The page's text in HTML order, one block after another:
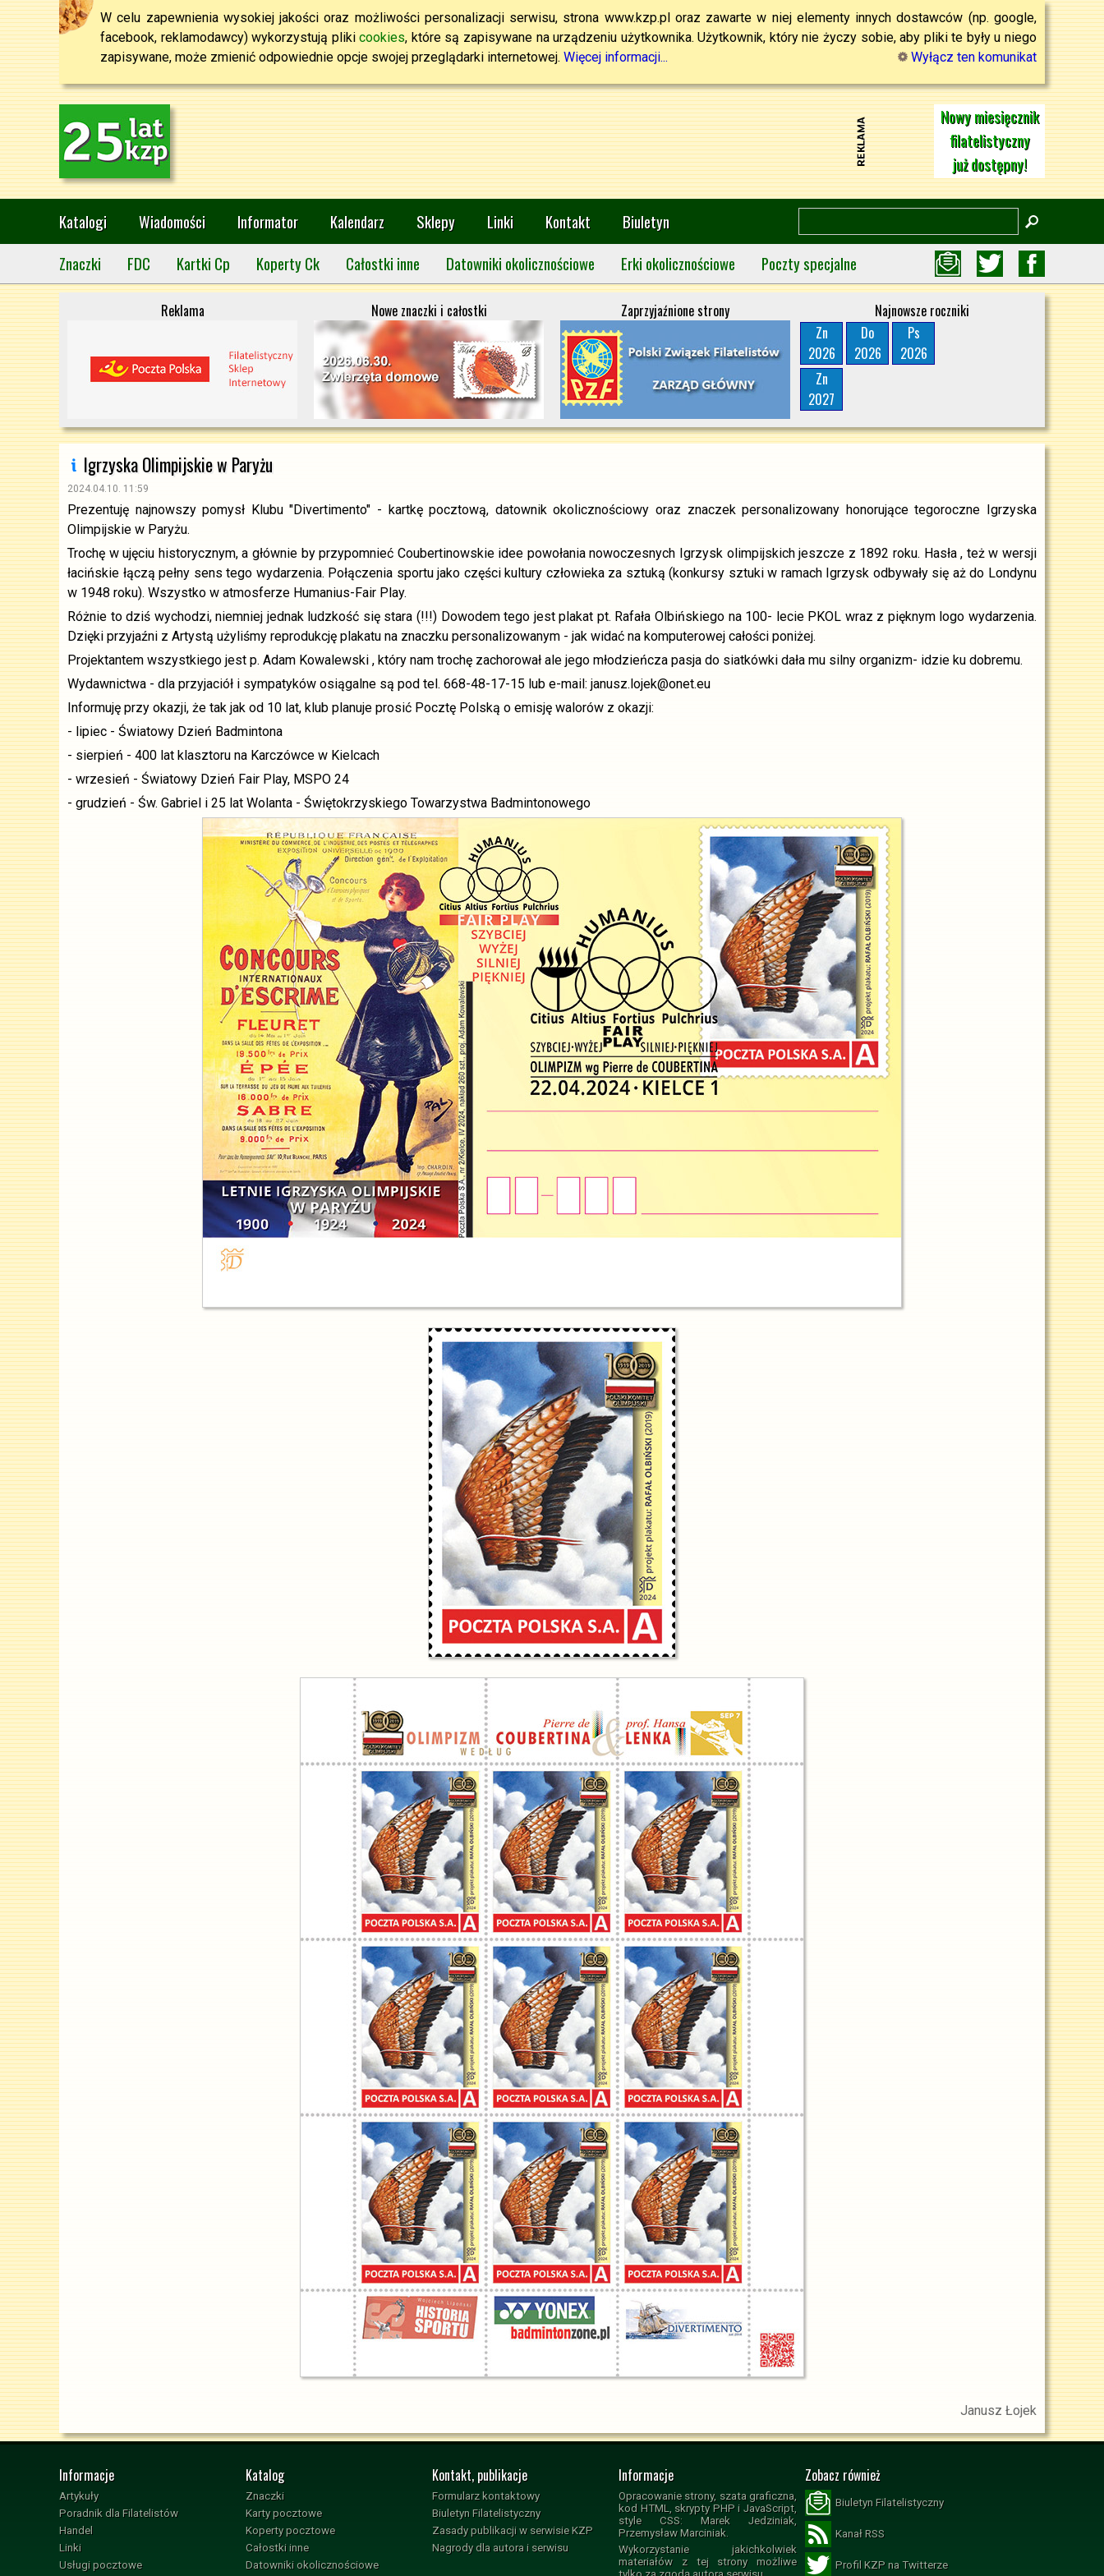
W celu zapewnienia wysokiej jakości oraz możliwości personalizacji serwisu, strona www.kzp.pl oraz zawarte w niej elementy innych dostawców (np. google,
facebook, reklamodawcy) wykorzystują plikicookies, które są zapisywane na urządzeniu użytkownika. Użytkownik, który nie życzy sobie, aby pliki te były u niego
zapisywane, może zmienić odpowiednie opcje swojej przeglądarki internetowej. Więcej informacji... Wyłącz ten komunikat
Nowy miesięcznik
filatelistyczny
już dostępny!
Katalogi Wiadomości Informator Kalendarz Sklepy Linki Kontakt
Biuletyn
Znaczki
FDC Kartki Cp Koperty Ck Całostki inne Datowniki okolicznościowe Erki okolicznościowe Poczty specjalne
Reklama Nowe znaczki i całostki Zaprzyjaźnione strony
Najnowsze roczniki
Zn
2026
Do
2026
Ps
2026
Zn
2027
Igrzyska Olimpijskie w Paryżu
2024.04.10. 11:59
Prezentuję najnowszy pomysł Klubu "Divertimento" - kartkę pocztową, datownik okolicznościowy oraz znaczek personalizowany honorujące tegoroczne Igrzyska
Olimpijskie w Paryżu.
Trochę w ujęciu historycznym, a głównie by przypomnieć Coubertinowskie idee powołania nowoczesnych Igrzysk olimpijskich jeszcze z 1892 roku. Hasła , też w wersji
łacińskie łączą pełny sens tego wydarzenia. Połączenia sportu jako części kultury człowieka za sztuką (konkursy sztuki w ramach Igrzysk odbywały się aż do Londynu
w 1948 roku). Wszystko w atmosferze Humanius-Fair Play.
Różnie to dziś wychodzi, niemniej jednak ludzkość się stara (!!!) Dowodem tego jest plakat pt. Rafała Olbińskiego na 100- lecie PKOL wraz z pięknym logo wydarzenia.
Dzięki przyjaźni z Artystą użyliśmy reprodukcję plakatu na znaczku personalizowanym - jak widać na komputerowej całości poniżej.
Projektantem wszystkiego jest p. Adam Kowalewski , który nam trochę zachorował ale jego młodzieńcza pasja do siatkówki dała mu silny organizm- idzie ku dobremu.
Wydawnictwa - dla przyjaciół i sympatyków osiągalne są pod tel. 668-48-17-15 lub e-mail: janusz.lojek@onet.eu
Informuję przy okazji, że tak jak od 10 lat, klub planuje prosić Pocztę Polską o emisję walorów z okazji:
- lipiec - Światowy Dzień Badmintona
- sierpień - 400 lat klasztoru na Karczówce w Kielcach
- wrzesień - Światowy Dzień Fair Play, MSPO 24
- grudzień - Św. Gabriel i 25 lat Wolanta - Świętokrzyskiego Towarzystwa Badmintonowego
Janusz Łojek
Informacje
Artykuły
Poradnik dla Filatelistów
Handel
Linki
Usługi pocztowe
Katalog
Znaczki
Karty pocztowe
Koperty pocztowe
Całostki inne
Datowniki okolicznościowe
Kontakt, publikacje
Formularz kontaktowy
Biuletyn Filatelistyczny
Zasady publikacji w serwisie KZP
Nagrody dla autora i serwisu
Informacje
Opracowanie strony, szata graficzna,
kod HTML, skrypty PHP i JavaScript,
style CSS: Marek Jedziniak,
Przemysław Marciniak.
Wykorzystanie jakichkolwiek
materiałów z tej strony możliwe
Zobacz również
Biuletyn Filatelistyczny
Kanał RSS
Profil KZP na Twitterze